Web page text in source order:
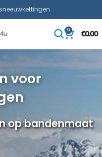
0
€0.00
voor
op bandenmaat